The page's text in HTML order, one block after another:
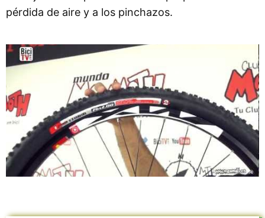
pérdida de aire y a los pinchazos.